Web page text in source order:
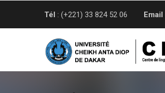
Tél : (+221) 33 824 52 06 Email